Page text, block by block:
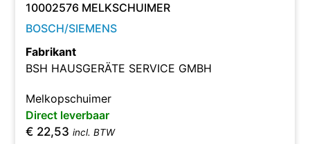
10002576 MELKSCHUIMER
BOSCH/SIEMENS
Fabrikant
BSH HAUSGERÄTE SERVICE GMBH
Melkopschuimer
Direct leverbaar
€ 22,53 incl. BTW